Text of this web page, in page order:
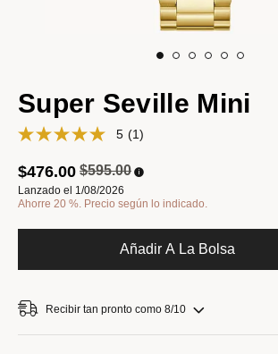
Super Seville Mini
5 (1)
Precio reducido de
$595.00a
$476.00
Lanzado el 1/08/2026
Ahorre 20 %. Precio según lo indicado.
Añadir A La Bolsa
Recibir tan pronto como 8/10